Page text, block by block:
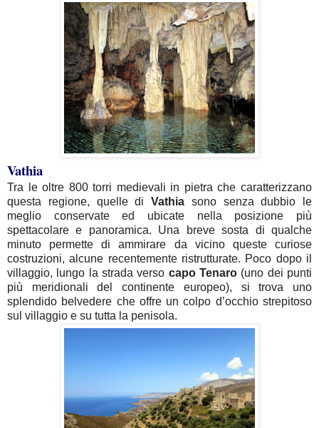
Vathia
Tra le oltre 800 torri medievali in pietra che caratterizzano
questa regione, quelle di Vathia sono senza dubbio le
meglio conservate ed ubicate nella posizione più
spettacolare e panoramica. Una breve sosta di qualche
minuto permette di ammirare da vicino queste curiose
costruzioni, alcune recentemente ristrutturate. Poco dopo il
villaggio, lungo la strada verso capo Tenaro (uno dei punti
più meridionali del continente europeo), si trova uno
splendido belvedere che offre un colpo d’occhio strepitoso
sul villaggio e su tutta la penisola.